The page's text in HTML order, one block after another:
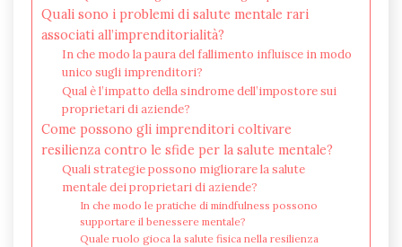
Quali sono i problemi di salute mentale rari
associati all’imprenditorialità?
In che modo la paura del fallimento influisce in modo
unico sugli imprenditori?
Qual è l’impatto della sindrome dell’impostore sui
proprietari di aziende?
Come possono gli imprenditori coltivare
resilienza contro le sfide per la salute mentale?
Quali strategie possono migliorare la salute
mentale dei proprietari di aziende?
In che modo le pratiche di mindfulness possono
supportare il benessere mentale?
Quale ruolo gioca la salute fisica nella resilienza